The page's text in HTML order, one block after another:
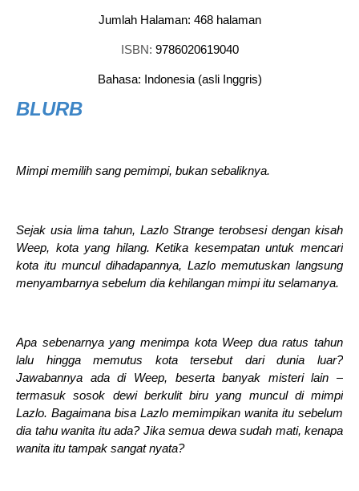
Jumlah Halaman: 468 halaman
ISBN: 9786020619040
Bahasa: Indonesia (asli Inggris)
BLURB
Mimpi memilih sang pemimpi, bukan sebaliknya.
Sejak usia lima tahun, Lazlo Strange terobsesi dengan kisah
Weep, kota yang hilang. Ketika kesempatan untuk mencari
kota itu muncul dihadapannya, Lazlo memutuskan langsung
menyambarnya sebelum dia kehilangan mimpi itu selamanya.
Apa sebenarnya yang menimpa kota Weep dua ratus tahun
lalu hingga memutus kota tersebut dari dunia luar?
Jawabannya ada di Weep, beserta banyak misteri lain –
termasuk sosok dewi berkulit biru yang muncul di mimpi
Lazlo. Bagaimana bisa Lazlo memimpikan wanita itu sebelum
dia tahu wanita itu ada? Jika semua dewa sudah mati, kenapa
wanita itu tampak sangat nyata?